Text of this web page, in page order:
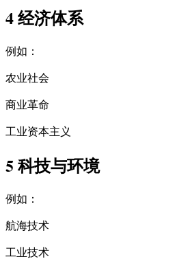
4 经济体系
例如：
农业社会
商业革命
工业资本主义
5 科技与环境
例如：
航海技术
工业技术